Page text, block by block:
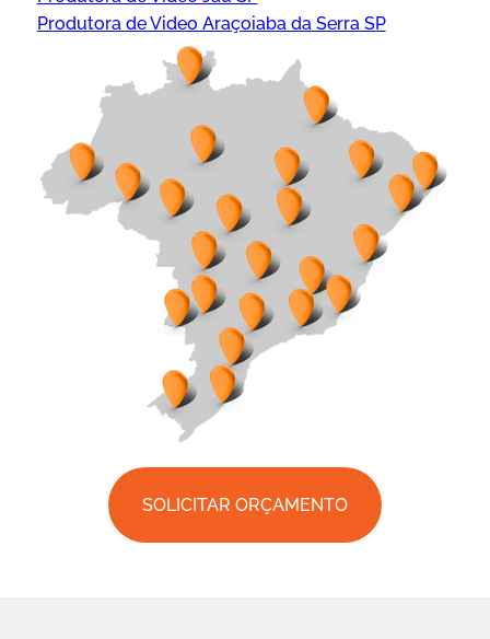
Produtora de Video Araçoiaba da Serra SP
SOLICITAR ORÇAMENTO